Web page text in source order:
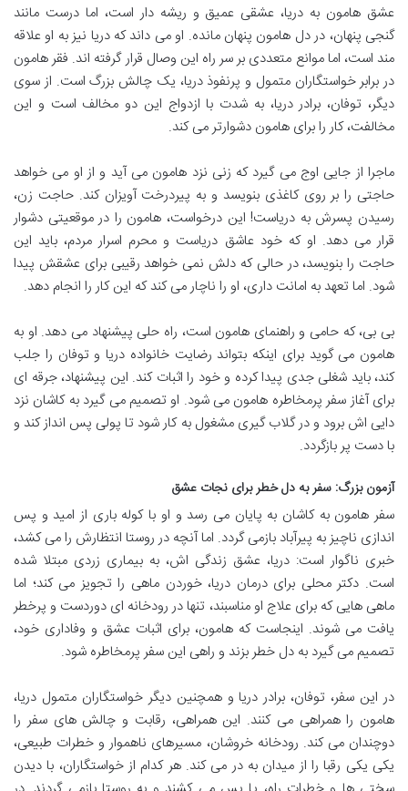
عشق هامون به دریا، عشقی عمیق و ریشه دار است، اما درست مانند
گنجی پنهان، در دل هامون پنهان مانده. او می داند که دریا نیز به او علاقه
مند است، اما موانع متعددی بر سر راه این وصال قرار گرفته اند. فقر هامون
در برابر خواستگاران متمول و پرنفوذ دریا، یک چالش بزرگ است. از سوی
دیگر، توفان، برادر دریا، به شدت با ازدواج این دو مخالف است و این
مخالفت، کار را برای هامون دشوارتر می کند.
ماجرا از جایی اوج می گیرد که زنی نزد هامون می آید و از او می خواهد
حاجتی را بر روی کاغذی بنویسد و به پیردرخت آویزان کند. حاجت زن،
رسیدن پسرش به دریاست! این درخواست، هامون را در موقعیتی دشوار
قرار می دهد. او که خود عاشق دریاست و محرم اسرار مردم، باید این
حاجت را بنویسد، در حالی که دلش نمی خواهد رقیبی برای عشقش پیدا
شود. اما تعهد به امانت داری، او را ناچار می کند که این کار را انجام دهد.
بی بی، که حامی و راهنمای هامون است، راه حلی پیشنهاد می دهد. او به
هامون می گوید برای اینکه بتواند رضایت خانواده دریا و توفان را جلب
کند، باید شغلی جدی پیدا کرده و خود را اثبات کند. این پیشنهاد، جرقه ای
برای آغاز سفر پرمخاطره هامون می شود. او تصمیم می گیرد به کاشان نزد
دایی اش برود و در گلاب گیری مشغول به کار شود تا پولی پس انداز کند و
با دست پر بازگردد.
آزمون بزرگ: سفر به دل خطر برای نجات عشق
سفر هامون به کاشان به پایان می رسد و او با کوله باری از امید و پس
اندازی ناچیز به پیرآباد بازمی گردد. اما آنچه در روستا انتظارش را می کشد،
خبری ناگوار است: دریا، عشق زندگی اش، به بیماری زردی مبتلا شده
است. دکتر محلی برای درمان دریا، خوردن ماهی را تجویز می کند؛ اما
ماهی هایی که برای علاج او مناسبند، تنها در رودخانه ای دوردست و پرخطر
یافت می شوند. اینجاست که هامون، برای اثبات عشق و وفاداری خود،
تصمیم می گیرد به دل خطر بزند و راهی این سفر پرمخاطره شود.
در این سفر، توفان، برادر دریا و همچنین دیگر خواستگاران متمول دریا،
هامون را همراهی می کنند. این همراهی، رقابت و چالش های سفر را
دوچندان می کند. رودخانه خروشان، مسیرهای ناهموار و خطرات طبیعی،
یکی یکی رقبا را از میدان به در می کند. هر کدام از خواستگاران، با دیدن